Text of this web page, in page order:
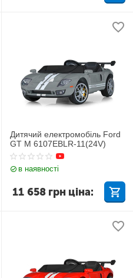
Дитячий електромобіль Ford
GT M 6107EBLR-11(24V)
в наявності
11 658 грн ціна: